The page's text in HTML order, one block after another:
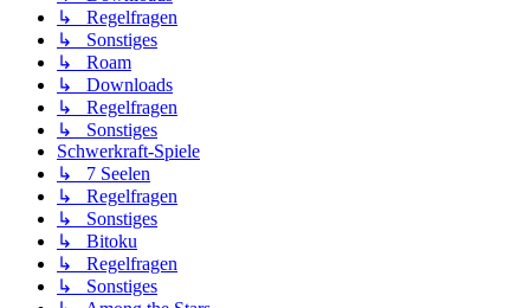
↳ Regelfragen
↳ Sonstiges
↳ Roam
↳ Downloads
↳ Regelfragen
↳ Sonstiges
Schwerkraft-Spiele
↳ 7 Seelen
↳ Regelfragen
↳ Sonstiges
↳ Bitoku
↳ Regelfragen
↳ Sonstiges